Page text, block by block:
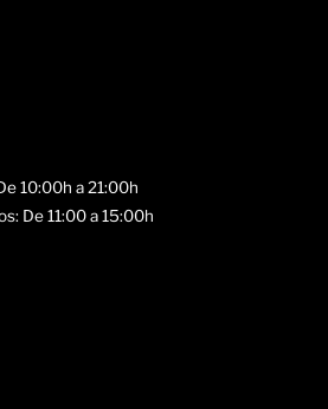
10:00h a 21:00h
De 11:00 a 15:00h